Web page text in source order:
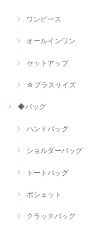
ワンピース
オールインワン
セットアップ
☆プラスサイズ
◆バッグ
ハンドバッグ
ショルダーバッグ
トートバッグ
ポシェット
クラッチバッグ